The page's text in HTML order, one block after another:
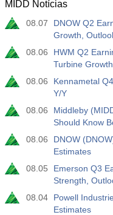
MIDD Notícias
08.07
DNOW Q2
Growth,
08.06
HWM Q2
Turbine Growth
08.06
Kennametal
Y/Y
08.06
Middleby
Should Know
08.06
DNOW
Estimates
08.05
Emerson Q3
Strength,
08.04
Powell
Estimates